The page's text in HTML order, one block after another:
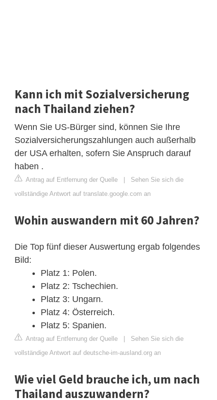
Kann ich mit Sozialversicherung
nach Thailand ziehen?
Wenn Sie US-Bürger sind, können Sie Ihre
Sozialversicherungszahlungen auch außerhalb
der USA erhalten, sofern Sie Anspruch darauf
haben .
Antrag auf Entfernung der Quelle | Sehen Sie sich die
vollständige Antwort auf translate.google.com an
Wohin auswandern mit 60 Jahren?
Die Top fünf dieser Auswertung ergab folgendes
Bild:
Platz 1: Polen.
Platz 2: Tschechien.
Platz 3: Ungarn.
Platz 4: Österreich.
Platz 5: Spanien.
Antrag auf Entfernung der Quelle | Sehen Sie sich die
vollständige Antwort auf deutsche-im-ausland.org an
Wie viel Geld brauche ich, um nach
Thailand auszuwandern?